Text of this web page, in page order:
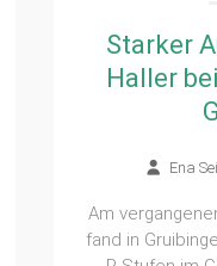
Starker
Haller
Ena
Am
fand in